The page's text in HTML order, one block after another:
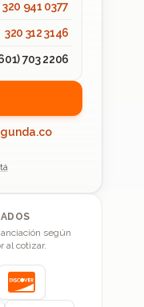
320 941 0377
320 312 3146
703 2206
según
al cotizar.
Express
Discover